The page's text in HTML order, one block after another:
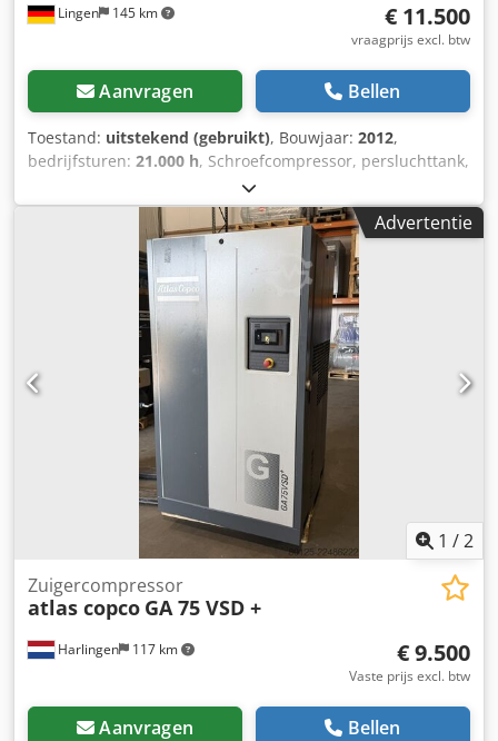
Lingen 145 km € 11.500
vraagprijs excl. btw
Aanvragen Bellen
Toestand: uitstekend (gebruikt), Bouwjaar: 2012,
bedrijfsturen: 21.000 h, Schroefcompressor, persluchttank,
droger, olieafscheider, locatie Mühlheim an der Ruhr
Codpfxowr Nnbo Ac Horf
Advertentie
1 /2
Harlingen 117 km
Zuigercompressor
atlas copco GA 75 VSD +
€ 9.500
Vaste prijs excl. btw
Aanvragen Bellen